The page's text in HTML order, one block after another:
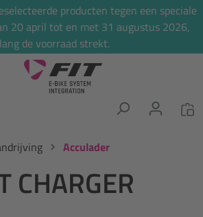
producten tegen een speciale
20 april tot en met 31 augustus 2026,
de voorraad strekt.
Acculader
CHARGER